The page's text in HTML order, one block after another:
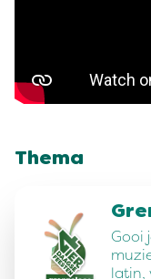
Thema
Gooi
latin,